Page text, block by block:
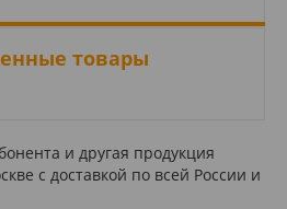
товары
и другая продукция
с доставкой по всей России и